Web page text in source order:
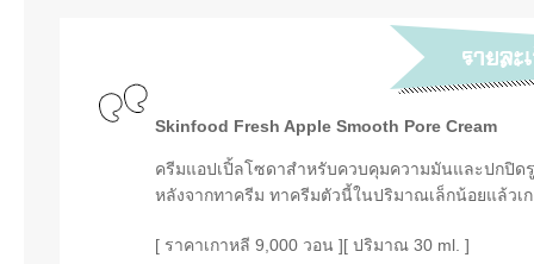
Skinfood Fresh Apple Smooth Pore Cream
ครีมแอปเปิ้ลโซดาสำหรับควบคุมความมันและปกปิ
หลังจากทาครีม ทาครีมตัวนี้ในปริมาณเล็กน้อยแล้ว
[ ราคาเกาหลี 9,000 วอน ][ ปริมาณ 30 ml. ]